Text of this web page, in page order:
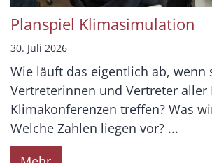
Planspiel Klimasimulation
30. Juli 2026
Wie läuft das eigentlich ab, wenn
Vertreterinnen und Vertreter aller
Klimakonferenzen treffen? Was
Welche Zahlen liegen vor? ...